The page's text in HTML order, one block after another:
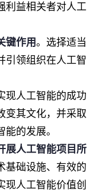
利益相关者对人工
键作用。选择适当
引领组织在人工智
现人工智能的成功
变其文化，并采取
的发展。
展人工智能项目所
基础设施、有效的
现人工智能价值创